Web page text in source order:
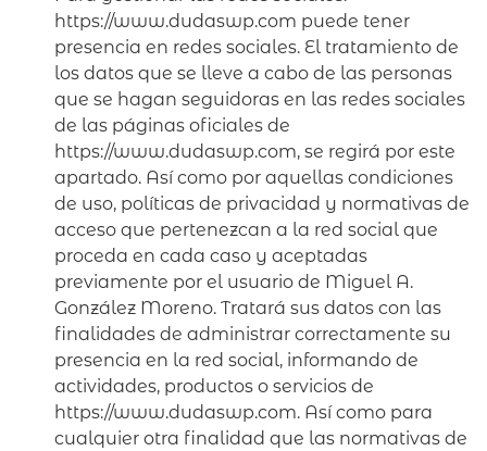
https://www.dudaswp.com puede tener
presencia en redes sociales. El tratamiento de
los datos que se lleve a cabo de las personas
que se hagan seguidoras en las redes sociales
de las páginas oficiales de
https://www.dudaswp.com, se regirá por este
apartado. Así como por aquellas condiciones
de uso, políticas de privacidad y normativas de
acceso que pertenezcan a la red social que
proceda en cada caso y aceptadas
previamente por el usuario de Miguel A.
González Moreno. Tratará sus datos con las
finalidades de administrar correctamente su
presencia en la red social, informando de
actividades, productos o servicios de
https://www.dudaswp.com. Así como para
cualquier otra finalidad que las normativas de